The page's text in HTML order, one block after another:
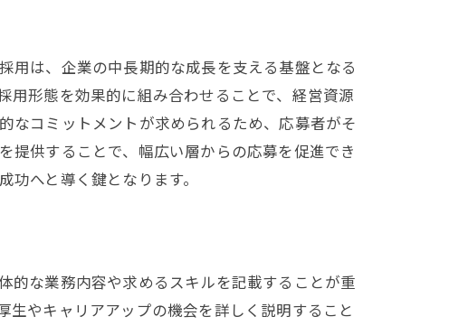
要素
用は、企業の中長期的な成長を支える基盤となる
用形態を効果的に組み合わせることで、経営資源
なコミットメントが求められるため、応募者がそ
提供することで、幅広い層からの応募を促進でき
へと導く鍵となります。
的な業務内容や求めるスキルを記載することが重
やキャリアアップの機会を詳しく説明すること